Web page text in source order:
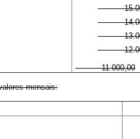
11.000,00
mensais: